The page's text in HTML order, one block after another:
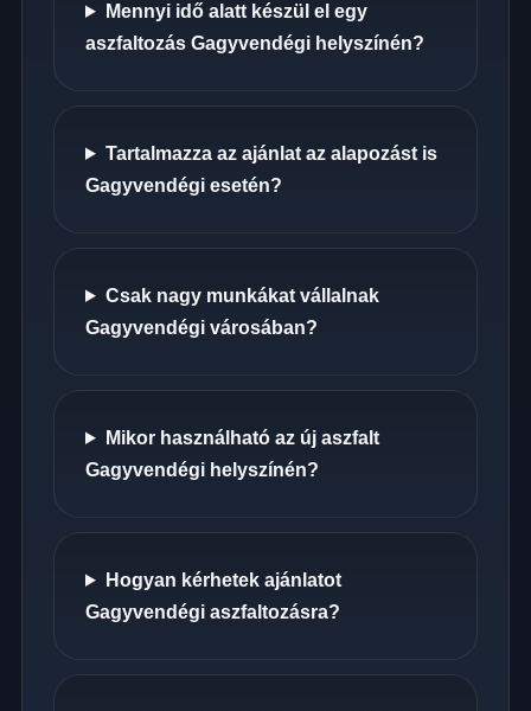
Mennyi idő alatt készül el egy
aszfaltozás Gagyvendégi helyszínén?
Tartalmazza az ajánlat az alapozást is
Gagyvendégi esetén?
Csak nagy munkákat vállalnak
Gagyvendégi városában?
Mikor használható az új aszfalt
Gagyvendégi helyszínén?
Hogyan kérhetek ajánlatot
Gagyvendégi aszfaltozásra?